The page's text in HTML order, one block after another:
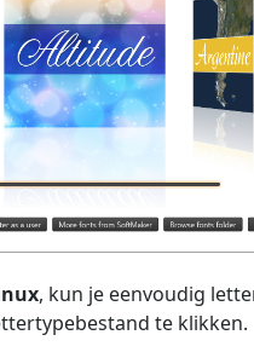
, kun je eenvoudig
te klikken.